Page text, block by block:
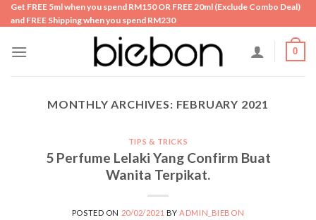
Skip
to
Get FREE 5ml when you spend RM150 OR FREE 20ml (Exclude Combo Deal)
and FREE Shipping when you spend RM230
0
MONTHLY ARCHIVES: FEBRUARY 2021
TIPS & TRICKS
5 Perfume Lelaki Yang Confirm Buat
Wanita Terpikat.
POSTED ON 20/02/2021 BY ADMIN_BIEBON